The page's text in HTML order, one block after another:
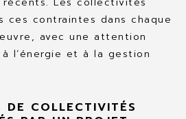
ces contraintes dans chaque
avec une attention
l’énergie et à la gestion
DE COLLECTIVITÉS